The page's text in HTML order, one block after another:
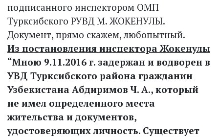
подписанного инспектором ОМП
Турксибского РУВД М. ЖОКЕН­УЛЫ.
Документ, прямо скажем, любопытный.
Из постановления инспектора Жокенулы
“Мною 9.11.2016 г. задержан и водворен в
УВД Турк­сибского района гражданин
Узбеки­стана Абдиримов Ч. А., который
не имел определенного места
жительства и документов,
удостоверяющих личность. Существует